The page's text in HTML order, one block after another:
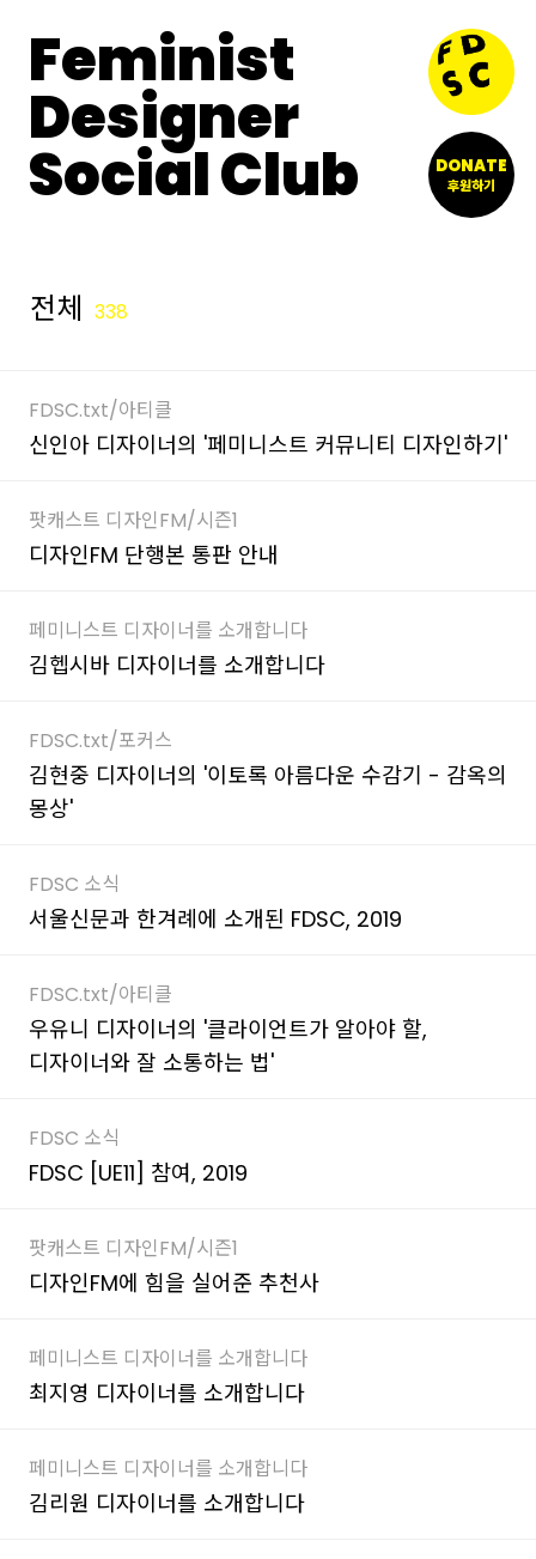
Feminist
Designer
Social Club DONATE
후원하기
전체 338
FDSC.txt/아티클
신인아 디자이너의 '페미니스트 커뮤니티 디자인하기'
팟캐스트 디자인FM/시즌1
디자인FM 단행본 통판 안내
페미니스트 디자이너를 소개합니다
김헵시바 디자이너를 소개합니다
FDSC.txt/포커스
김현중 디자이너의 '이토록 아름다운 수감기 - 감옥의
몽상'
FDSC 소식
서울신문과 한겨례에 소개된 FDSC, 2019
FDSC.txt/아티클
우유니 디자이너의 '클라이언트가 알아야 할,
디자이너와 잘 소통하는 법'
FDSC 소식
FDSC [UE11] 참여, 2019
팟캐스트 디자인FM/시즌1
디자인FM에 힘을 실어준 추천사
페미니스트 디자이너를 소개합니다
최지영 디자이너를 소개합니다
페미니스트 디자이너를 소개합니다
김리원 디자이너를 소개합니다